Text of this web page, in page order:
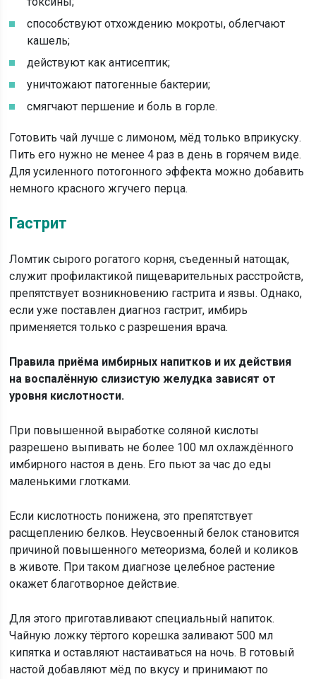
способствуют отхождению мокроты, облегчают
кашель;
действуют как антисептик;
уничтожают патогенные бактерии;
смягчают першение и боль в горле.
Готовить чай лучше с лимоном, мёд только вприкуску.
Пить его нужно не менее 4 раз в день в горячем виде.
Для усиленного потогонного эффекта можно добавить
немного красного жгучего перца.
Гастрит
Ломтик сырого рогатого корня, съеденный натощак,
служит профилактикой пищеварительных расстройств,
препятствует возникновению гастрита и язвы. Однако,
если уже поставлен диагноз гастрит, имбирь
применяется только с разрешения врача.
Правила приёма имбирных напитков и их действия
на воспалённую слизистую желудка зависят от
уровня кислотности.
При повышенной выработке соляной кислоты
разрешено выпивать не более 100 мл охлаждённого
имбирного настоя в день. Его пьют за час до еды
маленькими глотками.
Если кислотность понижена, это препятствует
расщеплению белков. Неусвоенный белок становится
причиной повышенного метеоризма, болей и коликов
в животе. При таком диагнозе целебное растение
окажет благотворное действие.
Для этого приготавливают специальный напиток.
Чайную ложку тёртого корешка заливают 500 мл
кипятка и оставляют настаиваться на ночь. В готовый
настой добавляют мёд по вкусу и принимают по